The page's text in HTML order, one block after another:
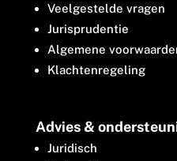
Veelgestelde vragen
Jurisprudentie
Algemene
Klachtenregeling
Advies &
Juridisch